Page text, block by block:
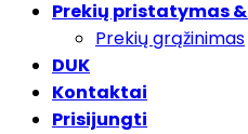
Prekių pristatymas
Prekių grąžinimas
DUK
Kontaktai
Prisijungti